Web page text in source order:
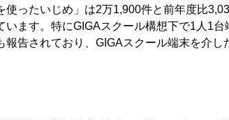
使ったいじめ」は2万1,900件と前年度比
います。特にGIGAスクール構想下で1人1
報告されており、GIGAスクール端末を介